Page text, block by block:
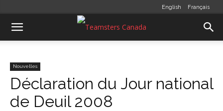
English Français
Nouvelles
Déclaration du Jour national
de Deuil 2008